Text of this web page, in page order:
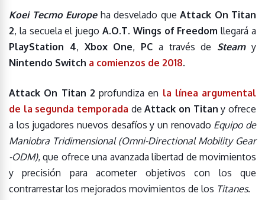
Koei Tecmo Europeha desvelado que Attack On Titan
2, la secuela el juego A.O.T. Wings of Freedom llegará a
PlayStation 4, Xbox One, PC a través de Steamy
Nintendo Switch a comienzos de 2018.
Attack On Titan 2 profundiza en la línea argumental
de la segunda temporada de Attack on Titan y ofrece
a los jugadores nuevos desafíos y un renovado Equipo de
Maniobra Tridimensional (Omni-Directional Mobility Gear
-ODM), que ofrece una avanzada libertad de movimientos
y precisión para acometer objetivos con los que
contrarrestar los mejorados movimientos de los Titanes.